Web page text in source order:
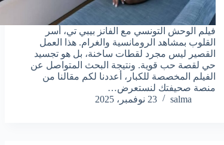
فيلم الوحش التونسي مع الفانز بيبي تي، أسر
القلوب بمشاهد الرومانسية والغرام. هذا العمل
القصير ليس مجرد لقطات ساخنة، بل هو تجسيد
حي لقصة حب قوية. ونتيجة البحث المتواصل عن
الفيلم المخصصة للكبار، أعددنا لكم مقالنا من
منصة صحيفتك لنستعرض…
salma
23 نوفمبر، 2025